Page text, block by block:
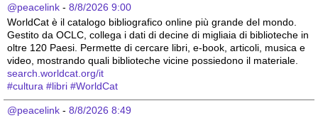
@peacelink - 8/8/2026 9:00
WorldCat è il catalogo bibliografico online più grande del mondo.
Gestito da OCLC, collega i dati di decine di migliaia di biblioteche in
oltre 120 Paesi. Permette di cercare libri, e-book, articoli, musica e
video, mostrando quali biblioteche vicine possiedono il materiale.
search.worldcat.org/it
#cultura #libri #WorldCat
@peacelink - 8/8/2026 8:49